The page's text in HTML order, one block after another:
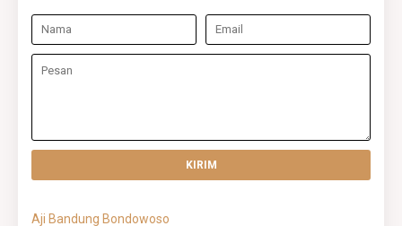
Aji Bandung Bondowoso